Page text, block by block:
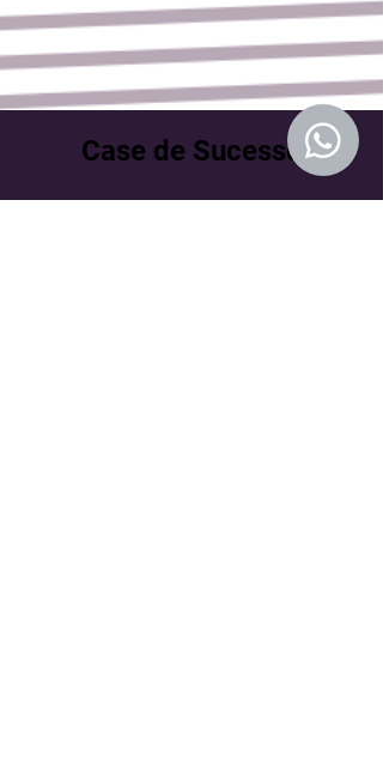
Case de Sucesso